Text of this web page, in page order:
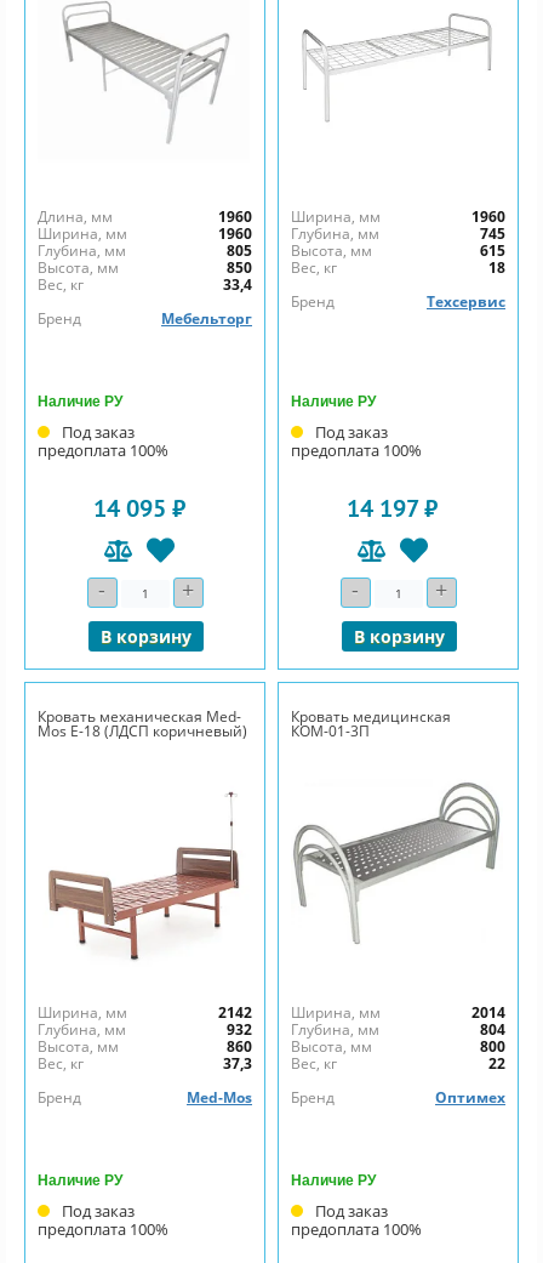
Длина, мм
1960
Ширина, мм
1960
Глубина, мм
805
Высота, мм
850
Вес, кг
33,4
Бренд
Мебельторг
Наличие РУ
Под заказ
предоплата 100%
14 095 ₽
- Количество+
В корзину
Ширина, мм
1960
Глубина, мм
745
Высота, мм
615
Вес, кг
18
Бренд
Техсервис
Наличие РУ
Под заказ
предоплата 100%
14 197 ₽
- Количество+
В корзину
Кровать механическая Med-
Mos Е-18 (ЛДСП коричневый)
Ширина, мм
2142
Глубина, мм
932
Высота, мм
860
Вес, кг
37,3
Бренд
Med-Mos
Наличие РУ
Под заказ
предоплата 100%
Кровать медицинская
КОМ-01-3П
Ширина, мм
2014
Глубина, мм
804
Высота, мм
800
Вес, кг
22
Бренд
Оптимех
Наличие РУ
Под заказ
предоплата 100%